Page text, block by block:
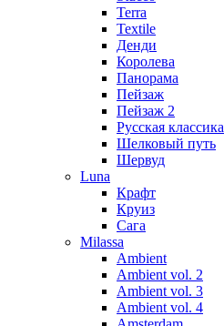
Terra
Textile
Денди
Королева
Панорама
Пейзаж
Пейзаж 2
Русская классика
Шелковый путь
Шервуд
Luna
Крафт
Круиз
Сага
Milassa
Ambient
Ambient vol. 2
Ambient vol. 3
Ambient vol. 4